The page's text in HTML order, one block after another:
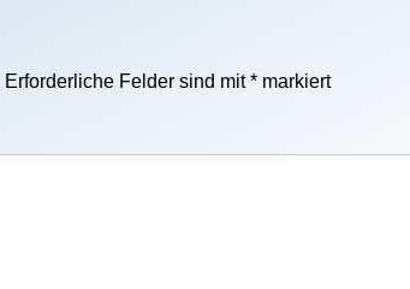
Erforderliche Felder sind mit* markiert